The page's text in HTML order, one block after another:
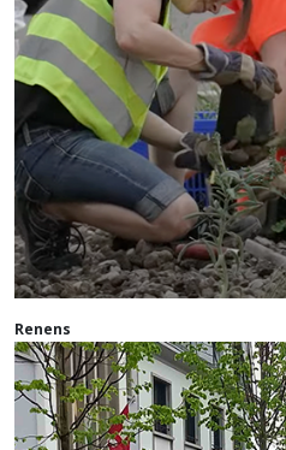
Renens